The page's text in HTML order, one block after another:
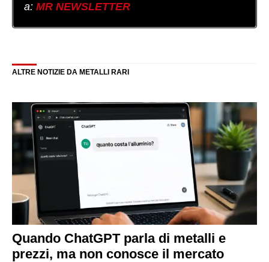
a: MR NEWSLETTER
ALTRE NOTIZIE DA METALLI RARI
Quando ChatGPT parla di metalli e
prezzi, ma non conosce il mercato